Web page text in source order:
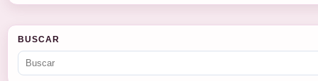
BUSCAR